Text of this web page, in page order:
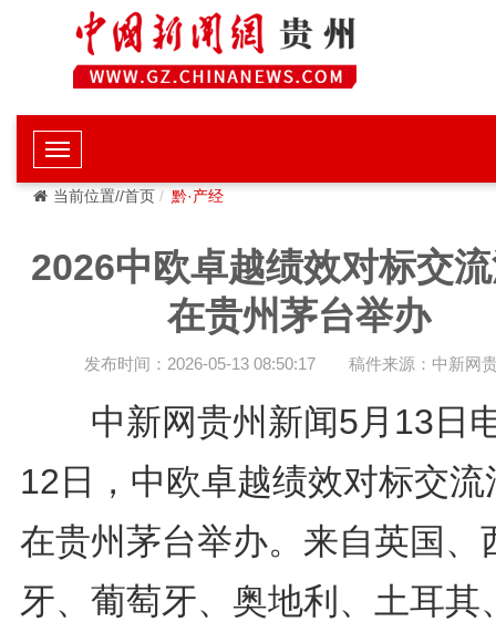
当前位置//首页 黔·产经
2026中欧卓越绩效对标交
在贵州茅台举办
发布时间：2026-05-13 08:50:17 稿件来源：中新网
中新网贵州新闻5月13日
12日，中欧卓越绩效对标交流
在贵州茅台举办。来自英国、
牙、葡萄牙、奥地利、土耳其